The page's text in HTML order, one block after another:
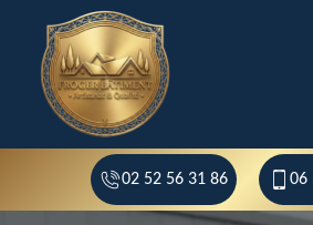
02 52 56 31 86 06